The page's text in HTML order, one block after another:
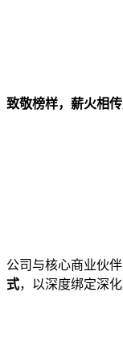
致敬榜样，薪火相
公司与核心商业伙
式，以深度绑定深